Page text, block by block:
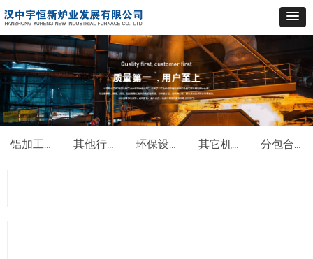
铝加工行业工业炉 其他行业工业炉 环保设备类 其它机电类 分包合作项目